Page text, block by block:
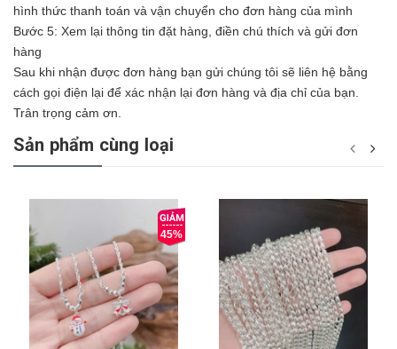
hình thức thanh toán và vận chuyển cho đơn hàng của mình
Bước 5: Xem lại thông tin đặt hàng, điền chú thích và gửi đơn
hàng
Sau khi nhận được đơn hàng bạn gửi chúng tôi sẽ liên hệ bằng
cách gọi điện lại để xác nhận lại đơn hàng và địa chỉ của bạn.
Trân trọng cảm ơn.
Sản phẩm cùng loại
45%